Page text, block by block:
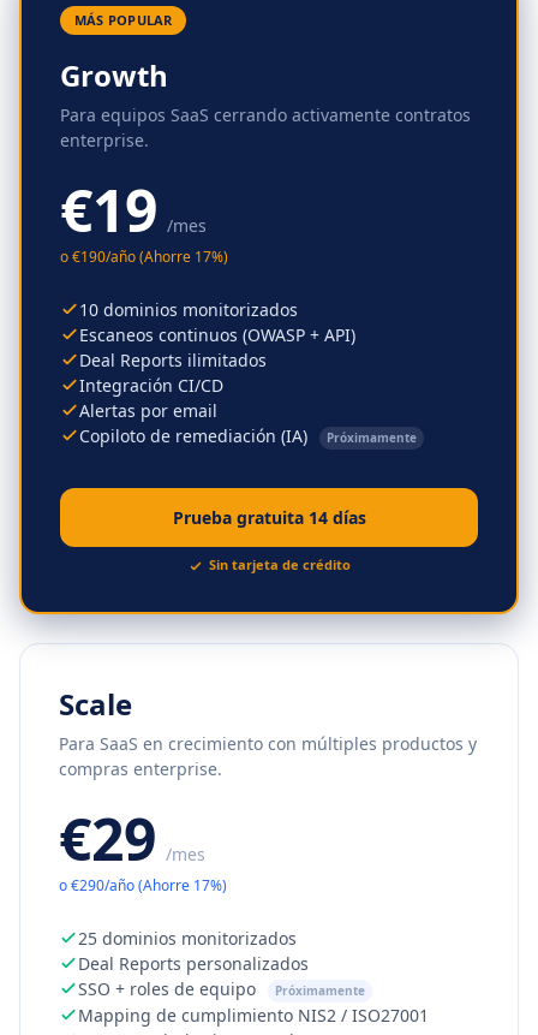
MÁS POPULAR
Growth
Para equipos SaaS cerrando activamente contratos
enterprise.
€19 /mes
o€190/año(Ahorre 17%)
10 dominios monitorizados
Escaneos continuos (OWASP + API)
Deal Reports ilimitados
Integración CI/CD
Alertas por email
Copiloto de remediación (IA)
Próximamente
Prueba gratuita 14 días
Sin tarjeta de crédito
Scale
Para SaaS en crecimiento con múltiples productos y
compras enterprise.
€29 /mes
o€290/año(Ahorre 17%)
25 dominios monitorizados
Deal Reports personalizados
SSO + roles de equipo
Próximamente
Mapping de cumplimiento NIS2 / ISO27001